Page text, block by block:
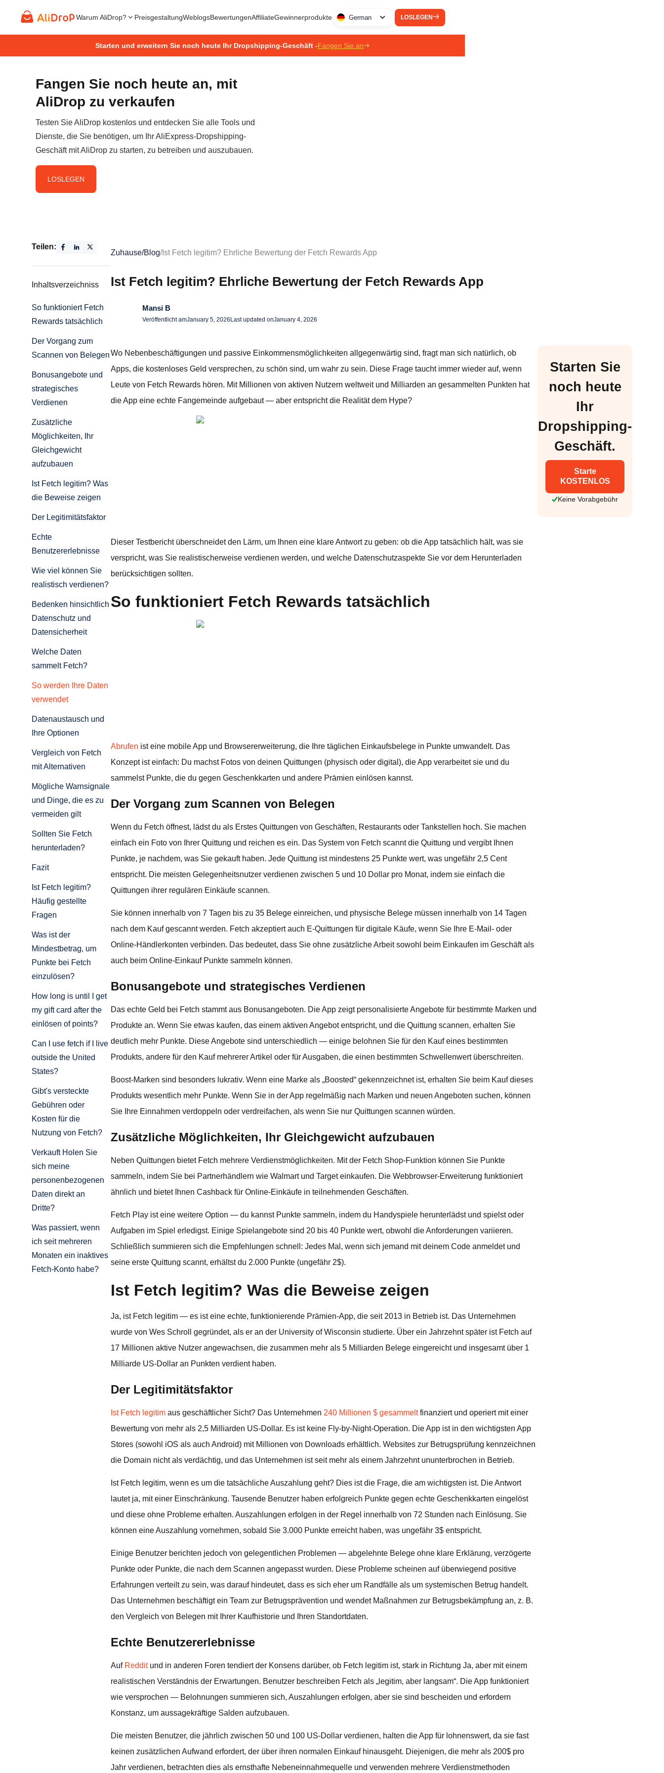
Warum AliDrop? PreisgestaltungWeblogsBewertungenAffiliateGewinnerprodukte German LOSLEGEN
Starten und erweitern Sie noch heute Ihr Dropshipping-Geschäft -Fangen Sie an
Fangen Sie noch heute an, mit
AliDrop zu verkaufen
Testen Sie AliDrop kostenlos und entdecken Sie alle Tools und
Dienste, die Sie benötigen, um Ihr AliExpress-Dropshipping-
Geschäft mit AliDrop zu starten, zu betreiben und auszubauen.
LOSLEGEN
Teilen:
Inhaltsverzeichniss
So funktioniert Fetch
Rewards tatsächlich
Der Vorgang zum
Scannen von Belegen
Bonusangebote und
strategisches
Verdienen
Zusätzliche
Möglichkeiten, Ihr
Gleichgewicht
aufzubauen
Ist Fetch legitim? Was
die Beweise zeigen
Der Legitimitätsfaktor
Echte
Benutzererlebnisse
Wie viel können Sie
realistisch verdienen?
Bedenken hinsichtlich
Datenschutz und
Datensicherheit
Welche Daten
sammelt Fetch?
So werden Ihre Daten
verwendet
Datenaustausch und
Ihre Optionen
Vergleich von Fetch
mit Alternativen
Mögliche Warnsignale
und Dinge, die es zu
vermeiden gilt
Sollten Sie Fetch
herunterladen?
Fazit
Ist Fetch legitim?
Häufig gestellte
Fragen
Was ist der
Mindestbetrag, um
Punkte bei Fetch
einzulösen?
How long is until I get
my gift card after the
einlösen of points?
Can I use fetch if I live
outside the United
States?
Gibt's versteckte
Gebühren oder
Kosten für die
Nutzung von Fetch?
Verkauft Holen Sie
sich meine
personenbezogenen
Daten direkt an
Dritte?
Was passiert, wenn
ich seit mehreren
Monaten ein inaktives
Fetch-Konto habe?
Zuhause/Blog/Ist Fetch legitim? Ehrliche Bewertung der Fetch Rewards App
Ist Fetch legitim? Ehrliche Bewertung der Fetch Rewards App
Mansi B
Veröffentlicht amJanuary 5, 2026 Last updated onJanuary 4, 2026
Wo Nebenbeschäftigungen und passive Einkommensmöglichkeiten allgegenwärtig sind, fragt man sich natürlich, ob
Apps, die kostenloses Geld versprechen, zu schön sind, um wahr zu sein. Diese Frage taucht immer wieder auf, wenn
Leute von Fetch Rewards hören. Mit Millionen von aktiven Nutzern weltweit und Milliarden an gesammelten Punkten hat
die App eine echte Fangemeinde aufgebaut — aber entspricht die Realität dem Hype?
Dieser Testbericht überschneidet den Lärm, um Ihnen eine klare Antwort zu geben: ob die App tatsächlich hält, was sie
verspricht, was Sie realistischerweise verdienen werden, und welche Datenschutzaspekte Sie vor dem Herunterladen
berücksichtigen sollten.
So funktioniert Fetch Rewards tatsächlich
Abrufen ist eine mobile App und Browsererweiterung, die Ihre täglichen Einkaufsbelege in Punkte umwandelt. Das
Konzept ist einfach: Du machst Fotos von deinen Quittungen (physisch oder digital), die App verarbeitet sie und du
sammelst Punkte, die du gegen Geschenkkarten und andere Prämien einlösen kannst.
Der Vorgang zum Scannen von Belegen
Wenn du Fetch öffnest, lädst du als Erstes Quittungen von Geschäften, Restaurants oder Tankstellen hoch. Sie machen
einfach ein Foto von Ihrer Quittung und reichen es ein. Das System von Fetch scannt die Quittung und vergibt Ihnen
Punkte, je nachdem, was Sie gekauft haben. Jede Quittung ist mindestens 25 Punkte wert, was ungefähr 2,5 Cent
entspricht. Die meisten Gelegenheitsnutzer verdienen zwischen 5 und 10 Dollar pro Monat, indem sie einfach die
Quittungen ihrer regulären Einkäufe scannen.
Sie können innerhalb von 7 Tagen bis zu 35 Belege einreichen, und physische Belege müssen innerhalb von 14 Tagen
nach dem Kauf gescannt werden. Fetch akzeptiert auch E-Quittungen für digitale Käufe, wenn Sie Ihre E-Mail- oder
Online-Händlerkonten verbinden. Das bedeutet, dass Sie ohne zusätzliche Arbeit sowohl beim Einkaufen im Geschäft als
auch beim Online-Einkauf Punkte sammeln können.
Bonusangebote und strategisches Verdienen
Das echte Geld bei Fetch stammt aus Bonusangeboten. Die App zeigt personalisierte Angebote für bestimmte Marken und
Produkte an. Wenn Sie etwas kaufen, das einem aktiven Angebot entspricht, und die Quittung scannen, erhalten Sie
deutlich mehr Punkte. Diese Angebote sind unterschiedlich — einige belohnen Sie für den Kauf eines bestimmten
Produkts, andere für den Kauf mehrerer Artikel oder für Ausgaben, die einen bestimmten Schwellenwert überschreiten.
Boost-Marken sind besonders lukrativ. Wenn eine Marke als „Boosted“ gekennzeichnet ist, erhalten Sie beim Kauf dieses
Produkts wesentlich mehr Punkte. Wenn Sie in der App regelmäßig nach Marken und neuen Angeboten suchen, können
Sie Ihre Einnahmen verdoppeln oder verdreifachen, als wenn Sie nur Quittungen scannen würden.
Zusätzliche Möglichkeiten, Ihr Gleichgewicht aufzubauen
Neben Quittungen bietet Fetch mehrere Verdienstmöglichkeiten. Mit der Fetch Shop-Funktion können Sie Punkte
sammeln, indem Sie bei Partnerhändlern wie Walmart und Target einkaufen. Die Webbrowser-Erweiterung funktioniert
ähnlich und bietet Ihnen Cashback für Online-Einkäufe in teilnehmenden Geschäften.
Fetch Play ist eine weitere Option — du kannst Punkte sammeln, indem du Handyspiele herunterlädst und spielst oder
Aufgaben im Spiel erledigst. Einige Spielangebote sind 20 bis 40 Punkte wert, obwohl die Anforderungen variieren.
Schließlich summieren sich die Empfehlungen schnell: Jedes Mal, wenn sich jemand mit deinem Code anmeldet und
seine erste Quittung scannt, erhältst du 2.000 Punkte (ungefähr 2$).
Ist Fetch legitim? Was die Beweise zeigen
Ja, ist Fetch legitim — es ist eine echte, funktionierende Prämien-App, die seit 2013 in Betrieb ist. Das Unternehmen
wurde von Wes Schroll gegründet, als er an der University of Wisconsin studierte. Über ein Jahrzehnt später ist Fetch auf
17 Millionen aktive Nutzer angewachsen, die zusammen mehr als 5 Milliarden Belege eingereicht und insgesamt über 1
Milliarde US-Dollar an Punkten verdient haben.
Der Legitimitätsfaktor
Ist Fetch legitim aus geschäftlicher Sicht? Das Unternehmen 240 Millionen $ gesammeltfinanziert und operiert mit einer
Bewertung von mehr als 2,5 Milliarden US-Dollar. Es ist keine Fly-by-Night-Operation. Die App ist in den wichtigsten App
Stores (sowohl iOS als auch Android) mit Millionen von Downloads erhältlich. Websites zur Betrugsprüfung kennzeichnen
die Domain nicht als verdächtig, und das Unternehmen ist seit mehr als einem Jahrzehnt ununterbrochen in Betrieb.
Ist Fetch legitim, wenn es um die tatsächliche Auszahlung geht? Dies ist die Frage, die am wichtigsten ist. Die Antwort
lautet ja, mit einer Einschränkung. Tausende Benutzer haben erfolgreich Punkte gegen echte Geschenkkarten eingelöst
und diese ohne Probleme erhalten. Auszahlungen erfolgen in der Regel innerhalb von 72 Stunden nach Einlösung. Sie
können eine Auszahlung vornehmen, sobald Sie 3.000 Punkte erreicht haben, was ungefähr 3$ entspricht.
Einige Benutzer berichten jedoch von gelegentlichen Problemen — abgelehnte Belege ohne klare Erklärung, verzögerte
Punkte oder Punkte, die nach dem Scannen angepasst wurden. Diese Probleme scheinen auf überwiegend positive
Erfahrungen verteilt zu sein, was darauf hindeutet, dass es sich eher um Randfälle als um systemischen Betrug handelt.
Das Unternehmen beschäftigt ein Team zur Betrugsprävention und wendet Maßnahmen zur Betrugsbekämpfung an, z. B.
den Vergleich von Belegen mit Ihrer Kaufhistorie und Ihren Standortdaten.
Echte Benutzererlebnisse
Auf Redditund in anderen Foren tendiert der Konsens darüber, ob Fetch legitim ist, stark in Richtung Ja, aber mit einem
realistischen Verständnis der Erwartungen. Benutzer beschreiben Fetch als „legitim, aber langsam“. Die App funktioniert
wie versprochen — Belohnungen summieren sich, Auszahlungen erfolgen, aber sie sind bescheiden und erfordern
Konstanz, um aussagekräftige Salden aufzubauen.
Die meisten Benutzer, die jährlich zwischen 50 und 100 US-Dollar verdienen, halten die App für lohnenswert, da sie fast
keinen zusätzlichen Aufwand erfordert, der über ihren normalen Einkauf hinausgeht. Diejenigen, die mehr als 200$ pro
Jahr verdienen, betrachten dies als ernsthafte Nebeneinnahmequelle und verwenden mehrere Verdienstmethoden
Starten Sie
noch heute
Ihr
Dropshipping-
Geschäft.
Starte
KOSTENLOS
Keine Vorabgebühr